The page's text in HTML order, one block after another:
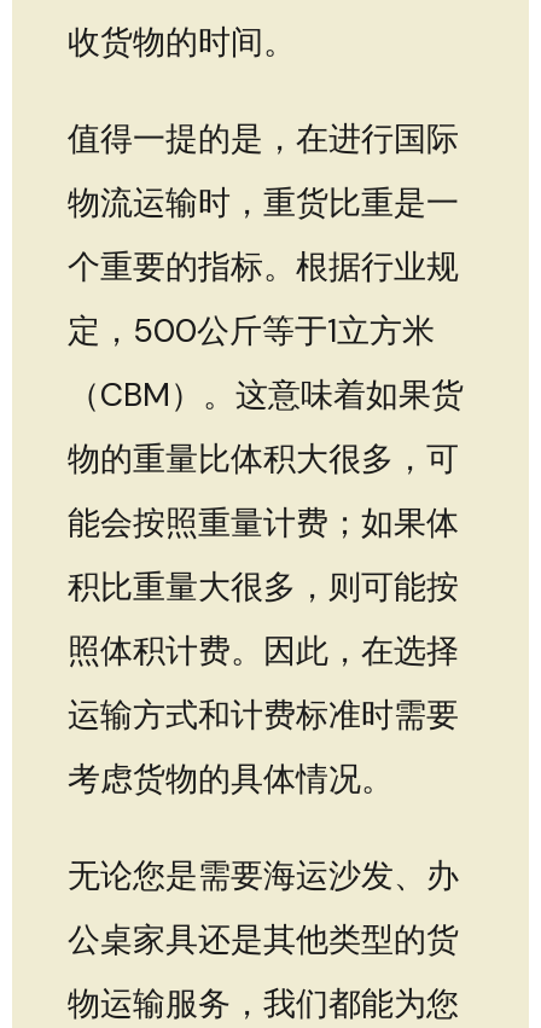
收货物的时间。
值得一提的是，在进行国际
物流运输时，重货比重是一
个重要的指标。根据行业规
定，500公斤等于1立方米
（CBM）。这意味着如果货
物的重量比体积大很多，可
能会按照重量计费；如果体
积比重量大很多，则可能按
照体积计费。因此，在选择
运输方式和计费标准时需要
考虑货物的具体情况。
无论您是需要海运沙发、办
公桌家具还是其他类型的货
物运输服务，我们都能为您